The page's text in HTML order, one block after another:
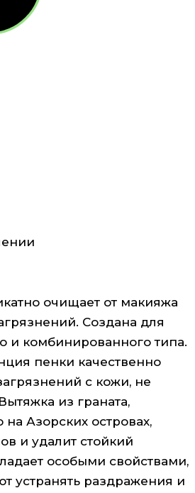
очищает от макияжа
Создана для
и комбинированного типа.
пенки качественно
с кожи, не
из граната,
Азорских островах,
и удалит стойкий
особыми свойствами,
устранять раздражения и